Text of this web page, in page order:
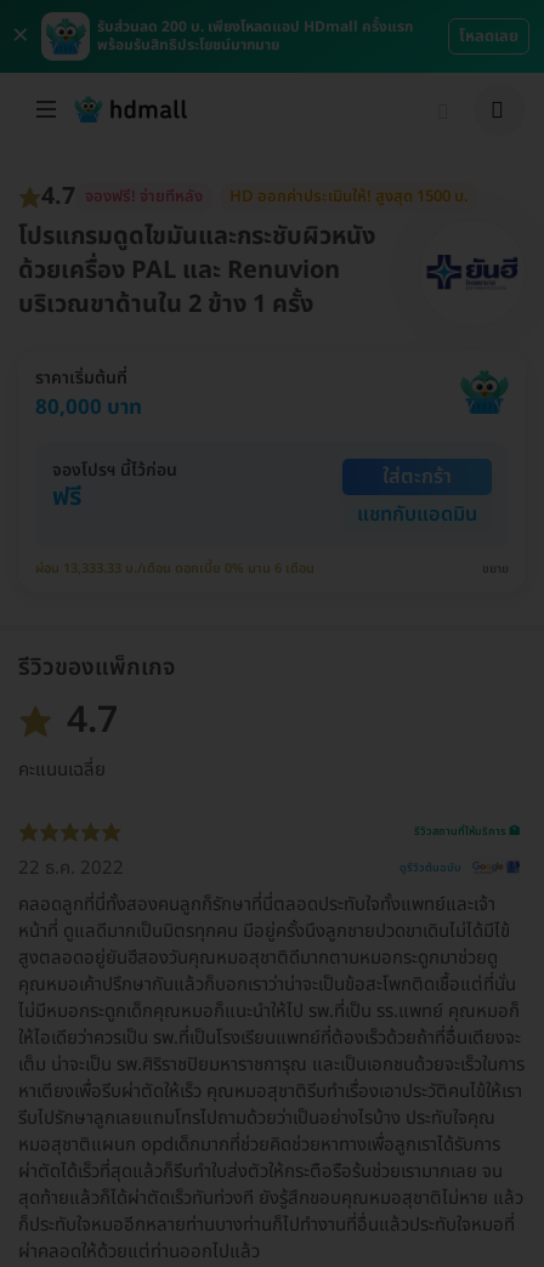
×
รับส่วนลด 200 บ. เพียงโหลดแอป HDmall ครั้งแรก
พร้อมรับสิทธิประโยชน์มากมาย
โหลดเลย
4.7 จองฟรี! จ่ายทีหลัง HD ออกค่าประเมินให้! สูงสุด 1500 บ.
โปรแกรมดูดไขมันและกระชับผิวหนัง
ด้วยเครื่อง PAL และ Renuvion
บริเวณขาด้านใน 2 ข้าง 1 ครั้ง
ราคาเริ่มต้นที่
80,000 บาท
จองโปรฯ นี้ไว้ก่อน
ฟรี
ใส่ตะกร้า
แชทกับแอดมิน
ผ่อน 13,333.33 บ./เดือน ดอกเบี้ย 0% นาน 6 เดือน ขยาย
รีวิวของแพ็กเกจ
4.7
คะแนนเฉลี่ย
รีวิวสถานที่ให้บริการ 🏥
22 ธ.ค. 2022 ดูรีวิวต้นฉบับ
คลอดลูกที่นี่ทั้งสองคนลูกก็รักษาที่นี่ตลอดประทับใจทั้งแพทย์และเจ้า
หน้าที่ ดูแลดีมากเป็นมิตรทุกคน มีอยู่ครั้งนึงลูกชายปวดขาเดินไม่ได้มีไข้
สูงตลอดอยู่ยันฮีสองวันคุณหมอสุชาติดีมากตามหมอกระดูกมาช่วยดู
คุณหมอเค้าปรึกษากันแล้วก็บอกเราว่าน่าจะเป็นข้อสะโพกติดเชื้อแต่ที่นั่น
ไม่มีหมอกระดูกเด็กคุณหมอก็แนะนำให้ไป รพ.ที่เป็น รร.แพทย์ คุณหมอก็
ให้ไอเดียว่าควรเป็น รพ.ที่เป็นโรงเรียนแพทย์ที่ต้องเร็วด้วยถ้าที่อื่นเตียงจะ
เต็ม น่าจะเป็น รพ.ศิริราชปิยมหาราชการุณ และเป็นเอกชนด้วยจะเร็วในการ
หาเตียงเพื่อรีบผ่าตัดให้เร็ว คุณหมอสุชาติรีบทำเรื่องเอาประวัติคนไข้ให้เรา
รีบไปรักษาลูกเลยแถมโทรไปถามด้วยว่าเป็นอย่างไรบ้าง ประทับใจคุณ
หมอสุชาติแผนก opdเด็กมากที่ช่วยคิดช่วยหาทางเพื่อลูกเราได้รับการ
ผ่าตัดได้เร็วที่สุดแล้วก็รีบทำใบส่งตัวให้กระตือรือร้นช่วยเรามากเลย จน
สุดท้ายแล้วก็ได้ผ่าตัดเร็วทันท่วงที ยังรู้สึกขอบคุณหมอสุชาติไม่หาย แล้ว
ก็ประทับใจหมออีกหลายท่านบางท่านก็ไปทำงานที่อื่นแล้วประทับใจหมอที่
ผ่าคลอดให้ด้วยแต่ท่านออกไปแล้ว